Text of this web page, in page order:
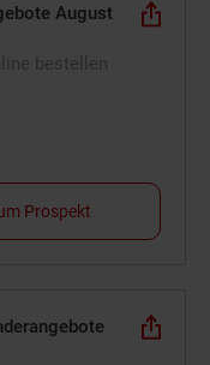
August
Prospekt